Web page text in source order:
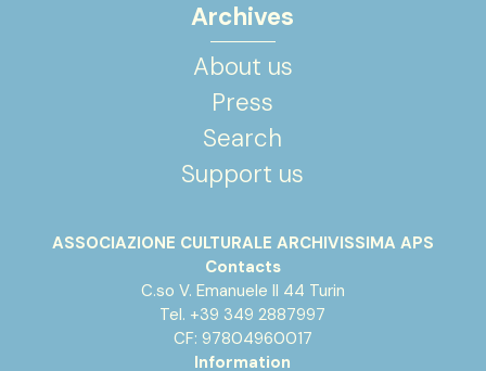
Archives
About us
Press
Search
Support us
ASSOCIAZIONE CULTURALE ARCHIVISSIMA APS
Contacts
C.so V. Emanuele II 44 Turin
Tel. +39 349 2887997
CF: 97804960017
Information